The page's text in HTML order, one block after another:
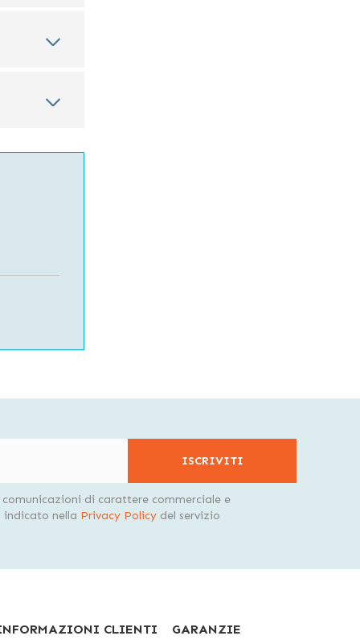
ISCRIVITI
di carattere commerciale e
indicato nella Privacy Policy del servizio
CLIENTI
GARANZIE